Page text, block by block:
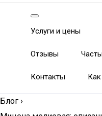
Услуги и цены
Отзывы
Контакты
Блог ›